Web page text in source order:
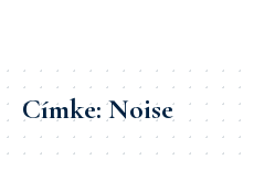
Címke:Noise